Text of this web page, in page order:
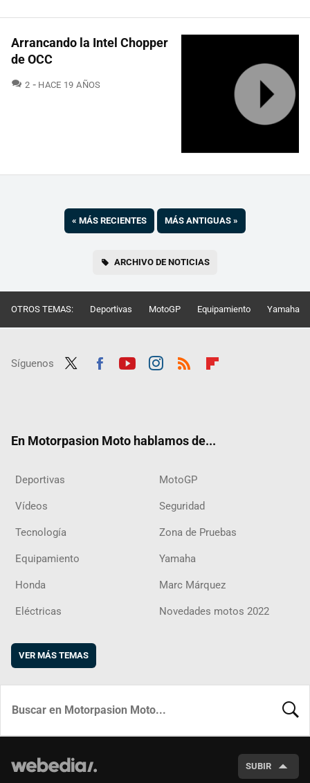
Arrancando la Intel Chopper
de OCC
2 COMENTARIOS
HACE 19 AÑOS
« MÁS RECIENTES MÁS ANTIGUAS »
ARCHIVO DE NOTICIAS
OTROS TEMAS: Deportivas MotoGP Equipamiento Yamaha
Síguenos
En Motorpasion Moto hablamos de...
Deportivas MotoGP
Vídeos Seguridad
Tecnología Zona de Pruebas
Equipamiento Yamaha
Honda Marc Márquez
Eléctricas Novedades motos 2022
VER MÁS TEMAS
SUBIR